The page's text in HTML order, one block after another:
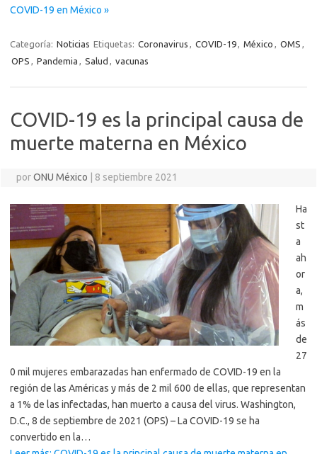
COVID-19 en México »
Categoría: Noticias Etiquetas: Coronavirus , COVID-19, México , OMS ,
OPS , Pandemia , Salud , vacunas
COVID-19 es la principal causa de
muerte materna en México
porONU México 8 septiembre 2021
Ha
st
a
ah
or
a,
m
ás
de
27
0 mil mujeres embarazadas han enfermado de COVID-19 en la
región de las Américas y más de 2 mil 600 de ellas, que representan
a 1% de las infectadas, han muerto a causa del virus. Washington,
D.C., 8 de septiembre de 2021 (OPS) – La COVID-19 se ha
convertido en la…